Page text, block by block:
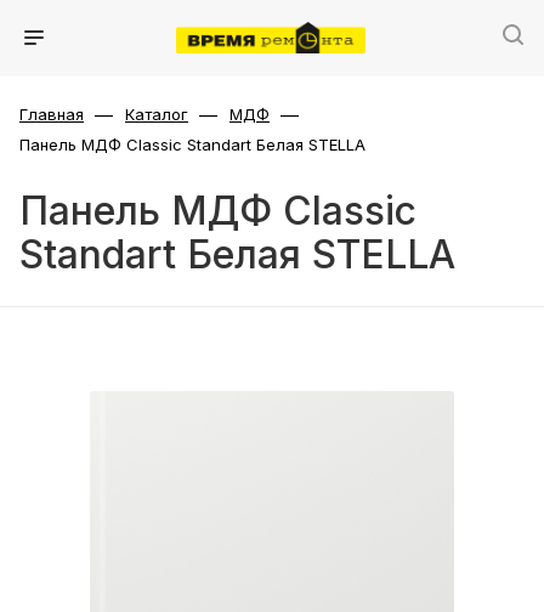
Главная — Каталог — МДФ —
Панель МДФ Classic Standart Белая STELLA
Панель МДФ Classic
Standart Белая STELLA